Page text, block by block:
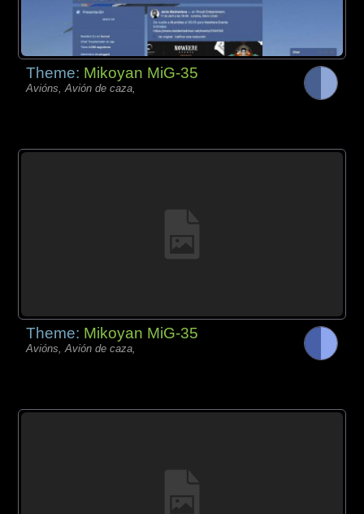
Theme: Mikoyan MiG-35
Avións, Avión de caza,
Theme: Mikoyan MiG-35
Avións, Avión de caza,